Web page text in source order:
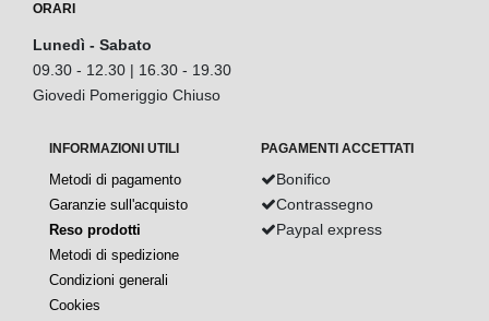
ORARI
Lunedì - Sabato
09.30 - 12.30 | 16.30 - 19.30
Giovedi Pomeriggio Chiuso
INFORMAZIONI UTILI
Metodi di pagamento
Garanzie sull'acquisto
Reso prodotti
Metodi di spedizione
Condizioni generali
Cookies
PAGAMENTI ACCETTATI
Bonifico
Contrassegno
Paypal express